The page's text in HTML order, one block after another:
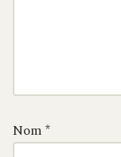
Nom*